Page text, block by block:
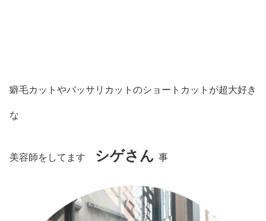
癖毛カットやバッサリカットのショートカットが超大好き
な
美容師をしてます シゲさん 事